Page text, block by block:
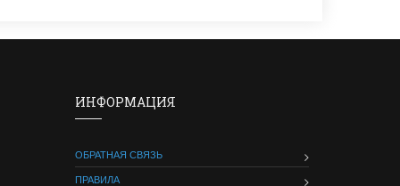
ИНФОРМАЦИЯ
ОБРАТНАЯ СВЯЗЬ
ПРАВИЛА